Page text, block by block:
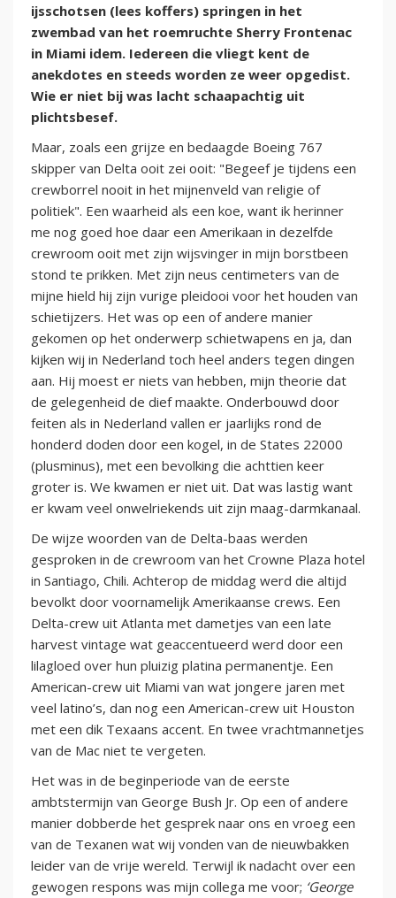
ijsschotsen (lees koffers) springen in het
zwembad van het roemruchte Sherry Frontenac
in Miami idem. Iedereen die vliegt kent de
anekdotes en steeds worden ze weer opgedist.
Wie er niet bij was lacht schaapachtig uit
plichtsbesef.
Maar, zoals een grijze en bedaagde Boeing 767
skipper van Delta ooit zei ooit: "Begeef je tijdens een
crewborrel nooit in het mijnenveld van religie of
politiek". Een waarheid als een koe, want ik herinner
me nog goed hoe daar een Amerikaan in dezelfde
crewroom ooit met zijn wijsvinger in mijn borstbeen
stond te prikken. Met zijn neus centimeters van de
mijne hield hij zijn vurige pleidooi voor het houden van
schietijzers. Het was op een of andere manier
gekomen op het onderwerp schietwapens en ja, dan
kijken wij in Nederland toch heel anders tegen dingen
aan. Hij moest er niets van hebben, mijn theorie dat
de gelegenheid de dief maakte. Onderbouwd door
feiten als in Nederland vallen er jaarlijks rond de
honderd doden door een kogel, in de States 22000
(plusminus), met een bevolking die achttien keer
groter is. We kwamen er niet uit. Dat was lastig want
er kwam veel onwelriekends uit zijn maag-darmkanaal.
De wijze woorden van de Delta-baas werden
gesproken in de crewroom van het Crowne Plaza hotel
in Santiago, Chili. Achterop de middag werd die altijd
bevolkt door voornamelijk Amerikaanse crews. Een
Delta-crew uit Atlanta met dametjes van een late
harvest vintage wat geaccentueerd werd door een
lilagloed over hun pluizig platina permanentje. Een
American-crew uit Miami van wat jongere jaren met
veel latino’s, dan nog een American-crew uit Houston
met een dik Texaans accent. En twee vrachtmannetjes
van de Mac niet te vergeten.
Het was in de beginperiode van de eerste
ambtstermijn van George Bush Jr. Op een of andere
manier dobberde het gesprek naar ons en vroeg een
van de Texanen wat wij vonden van de nieuwbakken
leider van de vrije wereld. Terwijl ik nadacht over een
gewogen respons was mijn collega me voor; ‘George